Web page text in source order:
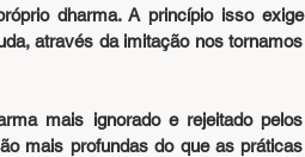
dharma. A princípio isso exige
através da imitação nos tornamos
mais ignorado e rejeitado pelos
mais profundas do que as práticas